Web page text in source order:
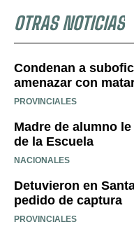
OTRAS NOTICIAS
Condenan a
amenazar con
PROVINCIALES
Madre de alumno
de la Escuela
NACIONALES
Detuvieron en
pedido de captura
PROVINCIALES